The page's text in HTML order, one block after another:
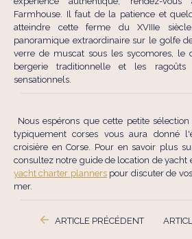
Farmhouse. Il faut de la patience et
atteindre cette ferme du XVIIIe
panoramique extraordinaire sur le golfe
verre de muscat sous les sycomores, le
bergerie traditionnelle et les
sensationnels.
Nous espérons que cette petite
typiquement corses vous aura donné
croisière en Corse. Pour en savoir plus
consultez notre guide de location de yacht
yacht charter plannerspour discuter de
mer.
ARTICLE PRÉCÉDENT